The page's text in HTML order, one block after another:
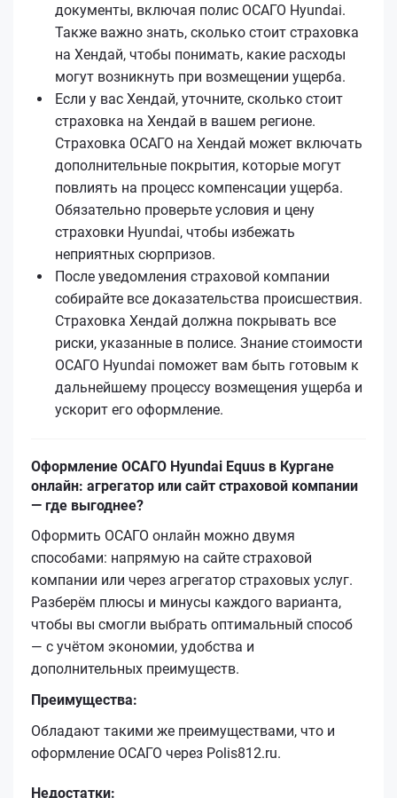
документы, включая полис ОСАГО Hyundai.
Также важно знать, сколько стоит страховка
на Хендай, чтобы понимать, какие расходы
могут возникнуть при возмещении ущерба.
Если у вас Хендай, уточните, сколько стоит
страховка на Хендай в вашем регионе.
Страховка ОСАГО на Хендай может включать
дополнительные покрытия, которые могут
повлиять на процесс компенсации ущерба.
Обязательно проверьте условия и цену
страховки Hyundai, чтобы избежать
неприятных сюрпризов.
После уведомления страховой компании
собирайте все доказательства происшествия.
Страховка Хендай должна покрывать все
риски, указанные в полисе. Знание стоимости
ОСАГО Hyundai поможет вам быть готовым к
дальнейшему процессу возмещения ущерба и
ускорит его оформление.
Оформление ОСАГО Hyundai Equus в Кургане
онлайн: агрегатор или сайт страховой компании
— где выгоднее?
Оформить ОСАГО онлайн можно двумя
способами: напрямую на сайте страховой
компании или через агрегатор страховых услуг.
Разберём плюсы и минусы каждого варианта,
чтобы вы смогли выбрать оптимальный способ
— с учётом экономии, удобства и
дополнительных преимуществ.
Преимущества:
Обладают такими же преимуществами, что и
оформление ОСАГО через Polis812.ru.
Недостатки: